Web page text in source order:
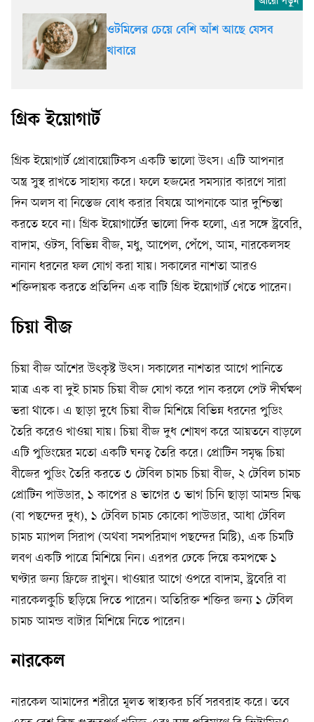
ওটমিলের চেয়ে বেশি আঁশ আছে যেসব
খাবারে
গ্রিক ইয়োগার্ট
গ্রিক ইয়োগার্ট প্রোবায়োটিকস একটি ভালো উৎস। এটি আপনার
অন্ত্র সুস্থ রাখতে সাহায্য করে। ফলে হজমের সমস্যার কারণে সারা
দিন অলস বা নিস্তেজ বোধ করার বিষয়ে আপনাকে আর দুশ্চিন্তা
করতে হবে না। গ্রিক ইয়োগার্টের ভালো দিক হলো, এর সঙ্গে স্ট্রবেরি,
বাদাম, ওটস, বিভিন্ন বীজ, মধু, আপেল, পেঁপে, আম, নারকেলসহ
নানান ধরনের ফল যোগ করা যায়। সকালের নাশতা আরও
শক্তিদায়ক করতে প্রতিদিন এক বাটি গ্রিক ইয়োগার্ট খেতে পারেন।
চিয়া বীজ
চিয়া বীজ আঁশের উৎকৃষ্ট উৎস। সকালের নাশতার আগে পানিতে
মাত্র এক বা দুই চামচ চিয়া বীজ যোগ করে পান করলে পেট দীর্ঘক্ষণ
ভরা থাকে। এ ছাড়া দুধে চিয়া বীজ মিশিয়ে বিভিন্ন ধরনের পুডিং
তৈরি করেও খাওয়া যায়। চিয়া বীজ দুধ শোষণ করে আয়তনে বাড়লে
এটি পুডিংয়ের মতো একটি ঘনত্ব তৈরি করে। প্রোটিন সমৃদ্ধ চিয়া
বীজের পুডিং তৈরি করতে ৩ টেবিল চামচ চিয়া বীজ, ২ টেবিল চামচ
প্রোটিন পাউডার, ১ কাপের ৪ ভাগের ৩ ভাগ চিনি ছাড়া আমন্ড মিল্ক
(বা পছন্দের দুধ), ১ টেবিল চামচ কোকো পাউডার, আধা টেবিল
চামচ ম্যাপল সিরাপ (অথবা সমপরিমাণ পছন্দের মিষ্টি), এক চিমটি
লবণ একটি পাত্রে মিশিয়ে নিন। এরপর ঢেকে দিয়ে কমপক্ষে ১
ঘণ্টার জন্য ফ্রিজে রাখুন। খাওয়ার আগে ওপরে বাদাম, স্ট্রবেরি বা
নারকেলকুচি ছড়িয়ে দিতে পারেন। অতিরিক্ত শক্তির জন্য ১ টেবিল
চামচ আমন্ড বাটার মিশিয়ে নিতে পারেন।
নারকেল
নারকেল আমাদের শরীরে মূলত স্বাস্থ্যকর চর্বি সরবরাহ করে। তবে